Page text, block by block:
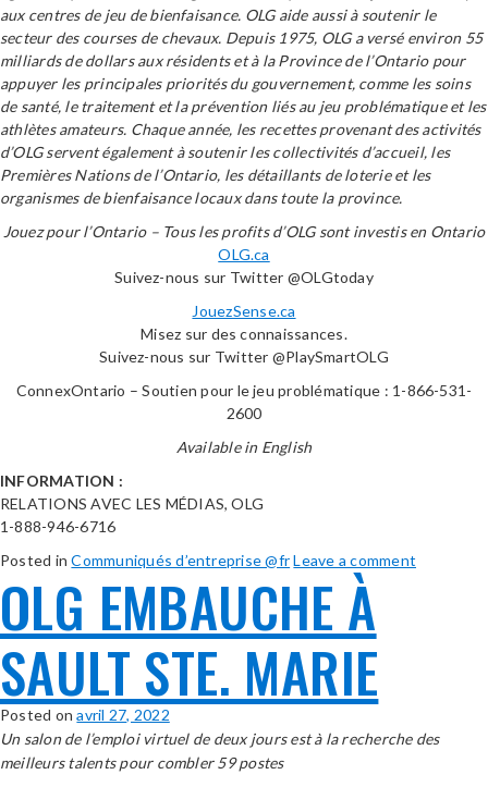
aux centres de jeu de bienfaisance. OLG aide aussi à soutenir le
secteur des courses de chevaux. Depuis 1975, OLG a versé environ 55
milliards de dollars aux résidents et à la Province de l’Ontario pour
appuyer les principales priorités du gouvernement, comme les soins
de santé, le traitement et la prévention liés au jeu problématique et les
athlètes amateurs. Chaque année, les recettes provenant des activités
d’OLG servent également à soutenir les collectivités d’accueil, les
Premières Nations de l’Ontario, les détaillants de loterie et les
organismes de bienfaisance locaux dans toute la province.
Jouez pour l’Ontario – Tous les profits d’OLG sont investis en Ontario
OLG.ca
Suivez-nous sur Twitter @OLGtoday
JouezSense.ca
Misez sur des connaissances.
Suivez-nous sur Twitter @PlaySmartOLG
ConnexOntario – Soutien pour le jeu problématique : 1-866-531-
2600
Available in English
INFORMATION :
RELATIONS AVEC LES MÉDIAS, OLG
1-888-946-6716
Posted inCommuniqués d’entreprise @frLeave a comment
OLG EMBAUCHE À
SAULT STE. MARIE
Posted onavril 27, 2022
Un salon de l’emploi virtuel de deux jours est à la recherche des
meilleurs talents pour combler 59 postes